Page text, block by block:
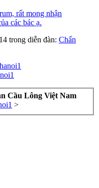
rất mong nhận
các bác ạ.
trong diễn đàn: Chấn
Cầu Lông Việt Nam
>